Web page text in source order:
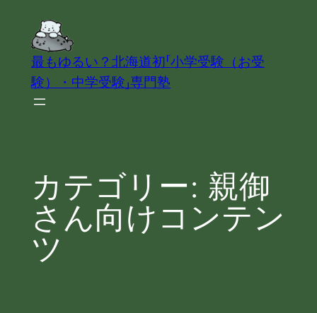
最もゆるい？北海道初「小学受験（お受
験）・中学受験」専門塾
カテゴリー: 親御
さん向けコンテン
ツ